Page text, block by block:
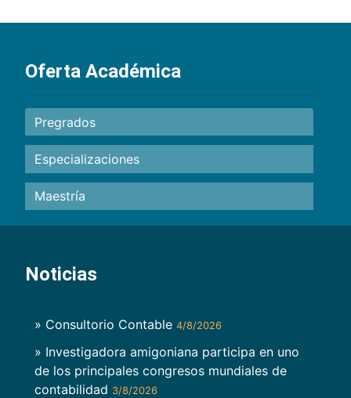
Oferta Académica
Pregrados
Especializaciones
Maestría
Noticias
» Consultorio Contable 4/8/2026
» Investigadora amigoniana participa en uno
de los principales congresos mundiales de
contabilidad 3/8/2026